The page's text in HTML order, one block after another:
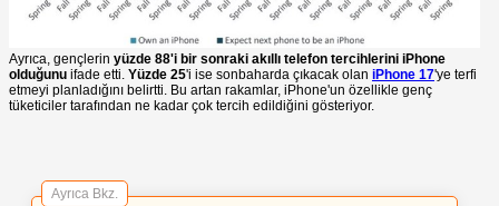
Ayrıca, gençlerin yüzde 88'i bir sonraki akıllı telefon tercihlerini iPhone
olduğunu ifade etti. Yüzde 25'i ise sonbaharda çıkacak olan iPhone 17'ye terfi
etmeyi planladığını belirtti. Bu artan rakamlar, iPhone'un özellikle genç
tüketiciler tarafından ne kadar çok tercih edildiğini gösteriyor.
Ayrıca Bkz.